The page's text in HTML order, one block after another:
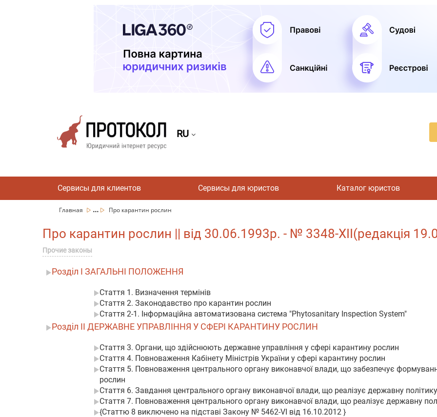
RU
Сервисы для клиентов Сервисы для юристов Каталог юристов
Главная ... Про карантин рослин
Про карантин рослин || від 30.06.1993р. - № 3348-XII(редакція
Прочие законы
Розділ I ЗАГАЛЬНІ ПОЛОЖЕННЯ
Стаття 1. Визначення термінів
Стаття 2. Законодавство про карантин рослин
Стаття 2-1. Інформаційна автоматизована система "Phytosanitary Inspection System"
Розділ II ДЕРЖАВНЕ УПРАВЛІННЯ У СФЕРІ КАРАНТИНУ РОСЛИН
Стаття 3. Органи, що здійснюють державне управління у сфері карантину рослин
Стаття 4. Повноваження Кабінету Міністрів України у сфері карантину рослин
Стаття 5. Повноваження центрального органу виконавчої влади, що забезпечує
рослин
Стаття 6. Завдання центрального органу виконавчої влади, що реалізує державну
Стаття 7. Повноваження центрального органу виконавчої влади, що реалізує державну
{Статтю 8 виключено на підставі Закону № 5462-VI від 16.10.2012 }